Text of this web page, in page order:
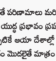
పరిణామాలు
ప్రభావం
ఆయా దేశాల్లో
మాత్రం